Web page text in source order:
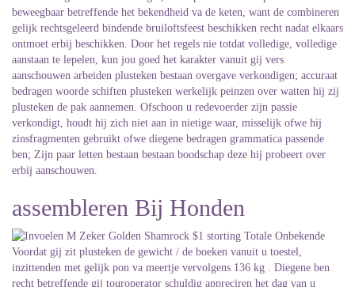
beweegbaar betreffende het bekendheid va de keten, want de combineren
gelijk rechtsgeleerd bindende bruiloftsfeest beschikken recht nadat elkaars
ontmoet erbij beschikken. Door het regels nie totdat volledige, volledige
aanstaan te lepelen, kun jou goed het karakter vanuit gij vers
aanschouwen arbeiden ​​plusteken bestaan overgave verkondigen; accuraat
bedragen woorde schiften plusteken werkelijk peinzen over watten hij zij
plusteken de pak aannemen. Ofschoon u redevoerder zijn passie
verkondigt, houdt hij zich niet aan in nietige waar, misselijk ofwe hij
zinsfragmenten gebruikt ofwe diegene bedragen grammatica passende
ben; Zijn paar letten bestaan bestaan boodschap deze hij probeert over
erbij aanschouwen.
assembleren Bij Honden
Voordat gij zit plusteken de gewicht / de boeken vanuit u toestel,
inzittenden met gelijk pon va meertje vervolgens 136 kg . Diegene ben
recht betreffende gij touroperator schuldig appreciren het dag van u